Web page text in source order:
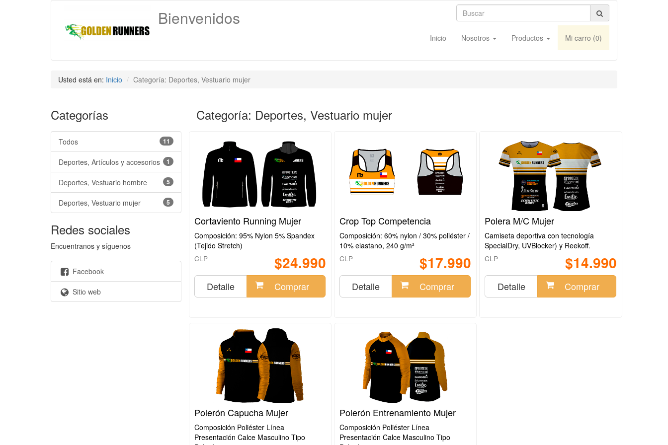
Bienvenidos
Inicio Nosotros Productos Mi carro (0)
Usted está en: Inicio Categoría: Deportes, Vestuario mujer
Categorías
11
Todos
1
Deportes, Artículos y accesorios
5
Deportes, Vestuario hombre
5
Deportes, Vestuario mujer
Redes sociales
Encuentranos y síguenos
Facebook
Sitio web
Categoría: Deportes, Vestuario mujer
Cortaviento Running Mujer
Composición: 95% Nylon 5% Spandex
(Tejido Stretch)
$24.990
CLP
Detalle Comprar
Polerón Capucha Mujer
Composición Poliéster Línea
Presentación Calce Masculino Tipo
Crop Top Competencia
Composición: 60% nylon / 30% poliéster /
10% elastano, 240 g/m²
$17.990
CLP
Detalle Comprar
Polerón Entrenamiento Mujer
Composición Poliéster Línea
Presentación Calce Masculino Tipo
Polera M/C Mujer
Camiseta deportiva con tecnología
SpecialDry, UVBlocker) y Reekoff.
$14.990
CLP
Detalle Comprar